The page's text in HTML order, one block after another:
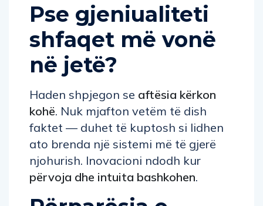
Pse gjeniualiteti
shfaqet më vonë
në jetë?
Haden shpjegon se aftësia kërkon
kohë. Nuk mjafton vetëm të dish
faktet — duhet të kuptosh si lidhen
ato brenda një sistemi më të gjerë
njohurish. Inovacioni ndodh kur
përvoja dhe intuita bashkohen.